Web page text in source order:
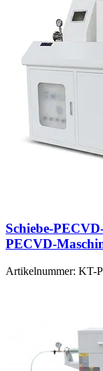
Schiebe-
PECVD-
Artikelnummer: KT-